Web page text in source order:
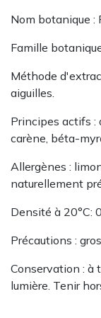
Nom botanique :
Famille
Méthode
aiguilles.
Principes actifs
carène, béta-
Allergènes :
naturellement
Densité à 20°C:
Précautions :
Conservation : à
lumière. Tenir